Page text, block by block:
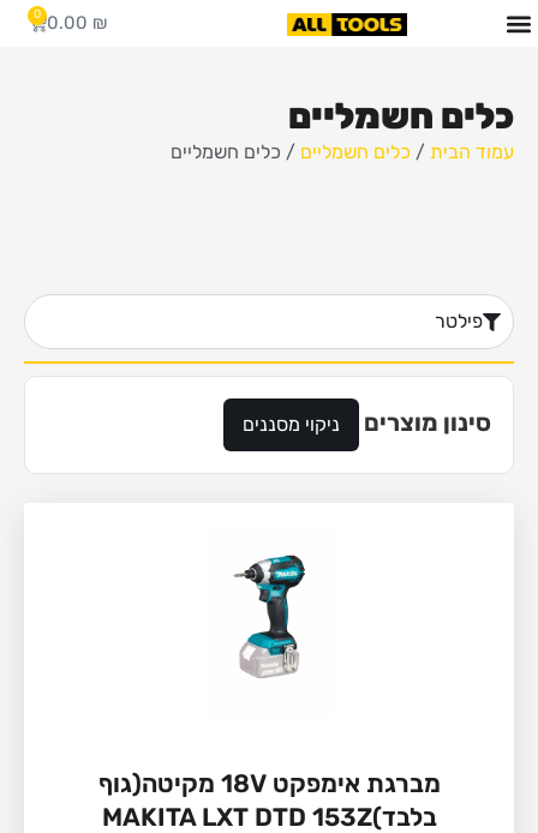
0.00 ₪
0
כלים חשמליים
עמוד הבית / כלים חשמליים / כלים חשמליים
פילטר
סינון מוצרים ניקוי מסננים
מברגת אימפקט 18V מקיטה(גוף
בלבד)MAKITA LXT DTD 153Z